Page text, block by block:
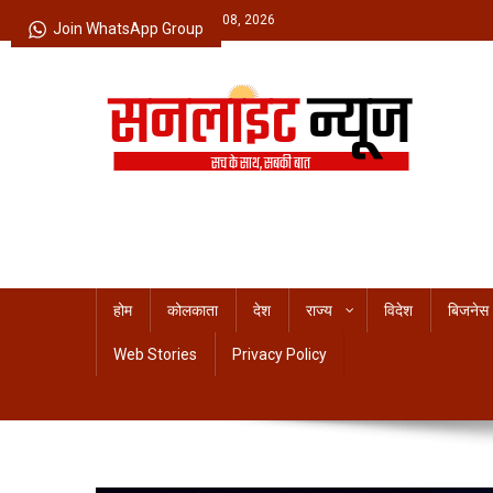
to
Saturday, August 08, 2026
होम कोलकाता देश राज्य विदेश बिजनेस
Web Stories Privacy Policy
Join WhatsApp Group